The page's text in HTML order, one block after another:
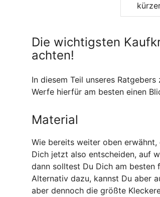
Die wichtigsten
achten!
In diesem Teil unseres Ratgebers
Werfe hierfür am besten einen
Material
Wie bereits weiter oben erwähnt,
Dich jetzt also entscheiden, auf
dann solltest Du Dich am besten
Alternativ dazu, kannst Du aber
aber dennoch die größte